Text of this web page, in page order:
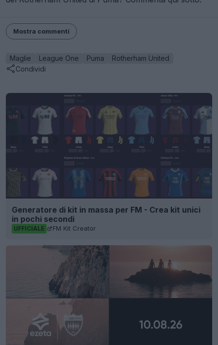
Mostra commenti
Maglie League One Puma
Rotherham United
Condividi
Generatore di kit in massa per FM - Crea kit unici
in pochi secondi
UFFICIALE FM Kit Creator